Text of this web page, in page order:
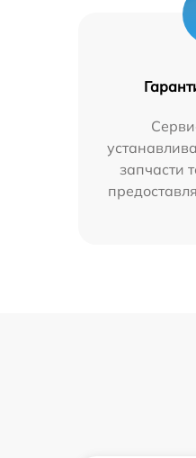
запчасти